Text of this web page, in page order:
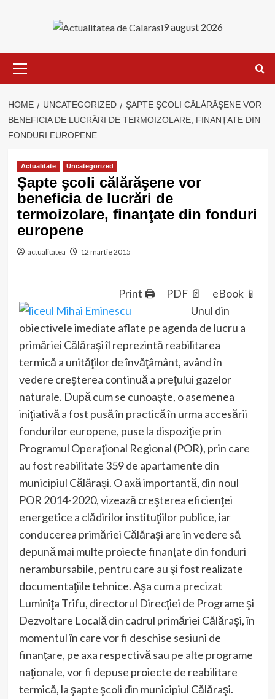
9 august 2026
Menu
HOME UNCATEGORIZED
ŞAPTE ŞCOLI CĂLĂRĂŞENE VOR
BENEFICIA DE LUCRĂRI DE TERMOIZOLARE, FINANŢATE DIN
FONDURI EUROPENE
Actualitate Uncategorized
Şapte şcoli călărăşene vor
beneficia de lucrări de
termoizolare, finanţate din fonduri
europene
actualitatea 12 martie 2015
Print 🖨 PDF 📄
eBook 📱
Unul din
obiectivele imediate aflate pe agenda de lucru a
primăriei Călăraşi îl reprezintă reabilitarea
termică a unităţilor de învăţâmânt, având în
vedere creşterea continuă a preţului gazelor
naturale. După cum se cunoaşte, o asemenea
iniţiativă a fost pusă în practică în urma accesării
fondurilor europene, puse la dispoziţie prin
Programul Operaţional Regional (POR), prin care
au fost reabilitate 359 de apartamente din
municipiul Călăraşi. O axă importantă, din noul
POR 2014-2020, vizează creşterea eficienţei
energetice a clădirilor instituţiilor publice, iar
conducerea primăriei Călăraşi are în vedere să
depună mai multe proiecte finanţate din fonduri
nerambursabile, pentru care au şi fost realizate
documentaţiile tehnice. Aşa cum a precizat
Luminiţa Trifu, directorul Direcţiei de Programe şi
Dezvoltare Locală din cadrul primăriei Călăraşi, în
momentul în care vor fi deschise sesiuni de
finanţare, pe axa respectivă sau pe alte programe
naţionale, vor fi depuse proiecte de reabilitare
termică, la şapte şcoli din municipiul Călăraşi.